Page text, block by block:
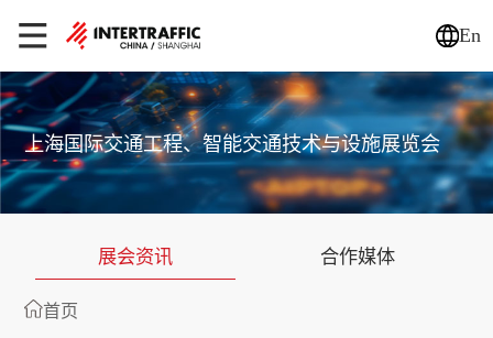
En
上海国际交通工程、智能交通技术与设施展览会
展会资讯 合作媒体
首页